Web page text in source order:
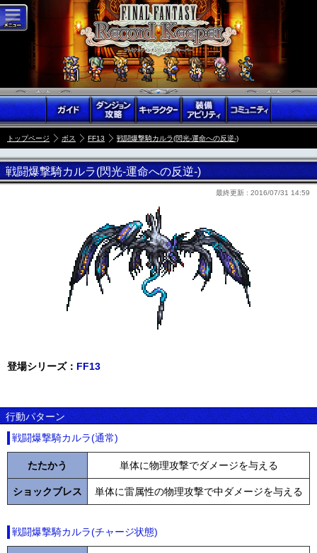
トップページ ボス FF13 戦闘爆撃騎カルラ(閃光-運命への反逆-)
戦闘爆撃騎カルラ(閃光-運命への反逆-)
最終更新 : 2016/07/31 14:59
登場シリーズ： FF13
行動パターン
戦闘爆撃騎カルラ(通常)
たたかう 単体に物理攻撃でダメージを与える
ショックブレス 単体に雷属性の物理攻撃で中ダメージを与える
戦闘爆撃騎カルラ(チャージ状態)